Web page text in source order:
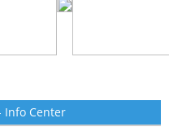
Info Center